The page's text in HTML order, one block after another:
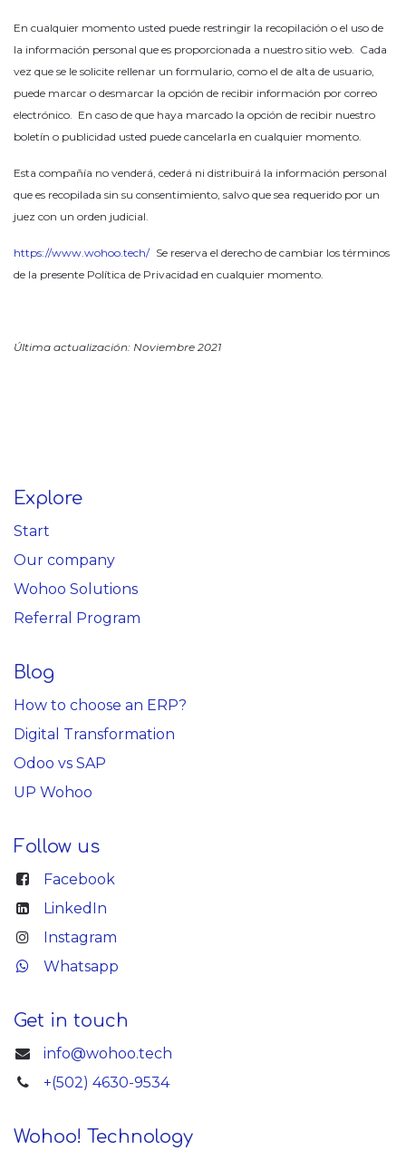
En cualquier momento usted puede restringir la recopilación o el uso de
la información personal que es proporcionada a nuestro sitio web. Cada
vez que se le solicite rellenar un formulario, como el de alta de usuario,
puede marcar o desmarcar la opción de recibir información por correo
electrónico. En caso de que haya marcado la opción de recibir nuestro
boletín o publicidad usted puede cancelarla en cualquier momento.
Esta compañía no venderá, cederá ni distribuirá la información personal
que es recopilada sin su consentimiento, salvo que sea requerido por un
juez con un orden judicial.
https://www.wohoo.tech/ Se reserva el derecho de cambiar los términos
de la presente Política de Privacidad en cualquier momento.
Última actualización: Noviembre 2021
Explore
Start
Our company
Wohoo Solutions
Referral Program
Blog
How to choose an ERP?
Digital Transformation
Odoo vs SAP
UP Wohoo
Follow us
Facebook
LinkedIn
Instagram
Whatsapp
Get in touch
info@wohoo.tech
+(502) 4630-9534
Wohoo! Technology